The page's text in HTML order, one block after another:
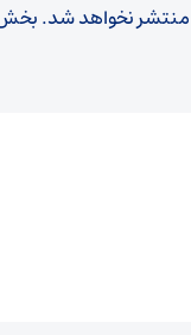
نخواهد شد.